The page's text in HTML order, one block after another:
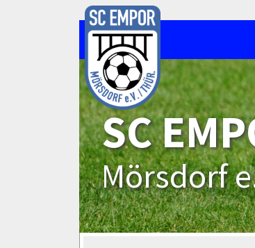
SC
Mörsdorf